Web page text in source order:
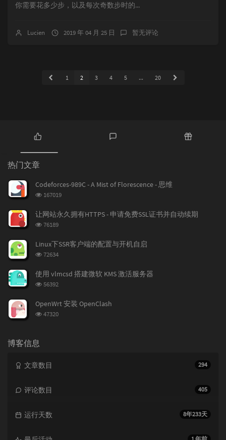
你需要花多少步，以及每次奇数步时的...
Lucien 2019 年 04 月 25 日 暂无评论
1 2 3 4 5 ... 20
热
门
文
章
论
热门文章
Codeforces-989C - A Mist of Florescence - 思维
浏
次
数:
167019
让网站永久拥有HTTPS - 申请免费SSL证书并自动续期
浏
次
76189
Linux下SSR客户端的配置与开机自启
浏
次
数:
72634
使用 vlmcsd 搭建微软 KMS 激活服务器
浏
次
56392
OpenWrt 安装 OpenClash
浏
47320
博客信息
294
文章数目
405
评论数目
8年233天
运行天数